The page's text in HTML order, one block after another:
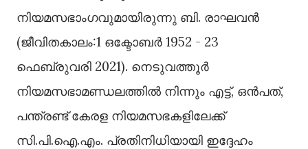
നിയമസഭാംഗവുമായിരുന്നു ബി. രാഘവൻ
(ജീവിതകാലം:1 ഒക്ടോബർ 1952 - 23
ഫെബ്രുവരി 2021). നെടുവത്തൂർ
നിയമസഭാമണ്ഡലത്തിൽ നിന്നും എട്ട്, ഒൻപത്,
പന്ത്രണ്ട് കേരള നിയമസഭകളിലേക്ക്
സി.പി.ഐ.എം. പ്രതിനിധിയായി ഇദ്ദേഹം